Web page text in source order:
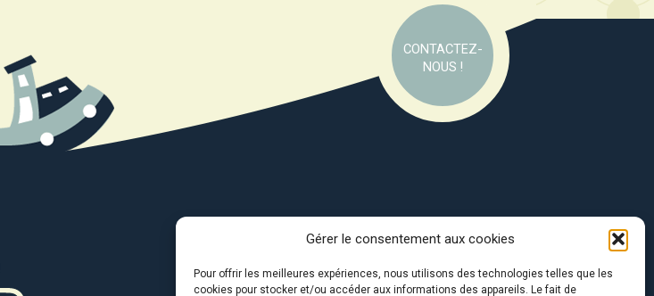
Gérer le consentement aux cookies
Pour offrir les meilleures expériences, nous utilisons des technologies telles que les
cookies pour stocker et/ou accéder aux informations des appareils. Le fait de
CONTACTEZ-
NOUS !
Avec le soutien de :